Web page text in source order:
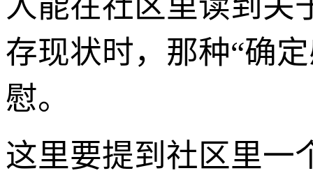
存现状时，那种“确
慰。
这里要提到社区里一